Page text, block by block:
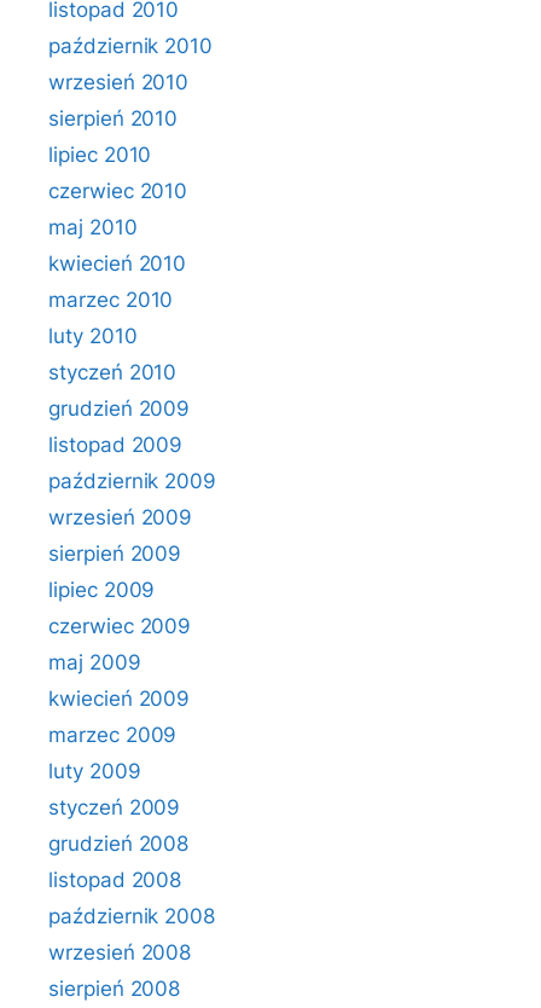
listopad 2010
październik 2010
wrzesień 2010
sierpień 2010
lipiec 2010
czerwiec 2010
maj 2010
kwiecień 2010
marzec 2010
luty 2010
styczeń 2010
grudzień 2009
listopad 2009
październik 2009
wrzesień 2009
sierpień 2009
lipiec 2009
czerwiec 2009
maj 2009
kwiecień 2009
marzec 2009
luty 2009
styczeń 2009
grudzień 2008
listopad 2008
październik 2008
wrzesień 2008
sierpień 2008